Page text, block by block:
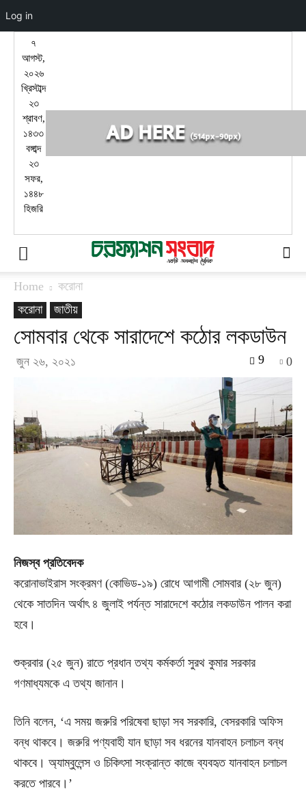
৭
আগস্ট,
২০২৬
খ্রিস্টাব্দ
২৩
শ্রাবণ,
১৪৩৩
বঙ্গাব্দ
২৩
সফর,
১৪৪৮
হিজরি
Home
করোনা
করোনা
জাতীয়
সোমবার থেকে সারাদেশে কঠোর লকডাউন
জুন ২৬, ২০২১ 0
9
নিজস্ব প্রতিবেদক
করোনাভাইরাস সংক্রমণ (কোভিড-১৯) রোধে আগামী সোমবার (২৮ জুন)
থেকে সাতদিন অর্থাৎ ৪ জুলাই পর্যন্ত সারাদেশে কঠোর লকডাউন পালন করা
হবে।
শুক্রবার (২৫ জুন) রাতে প্রধান তথ্য কর্মকর্তা সুরথ কুমার সরকার
গণমাধ্যমকে এ তথ্য জানান।
তিনি বলেন, ‘এ সময় জরুরি পরিষেবা ছাড়া সব সরকারি, বেসরকারি অফিস
বন্ধ থাকবে। জরুরি পণ্যবাহী যান ছাড়া সব ধরনের যানবাহন চলাচল বন্ধ
থাকবে। অ্যাম্বুলেন্স ও চিকিৎসা সংক্রান্ত কাজে ব্যবহৃত যানবাহন চলাচল
করতে পারবে।’
Log in